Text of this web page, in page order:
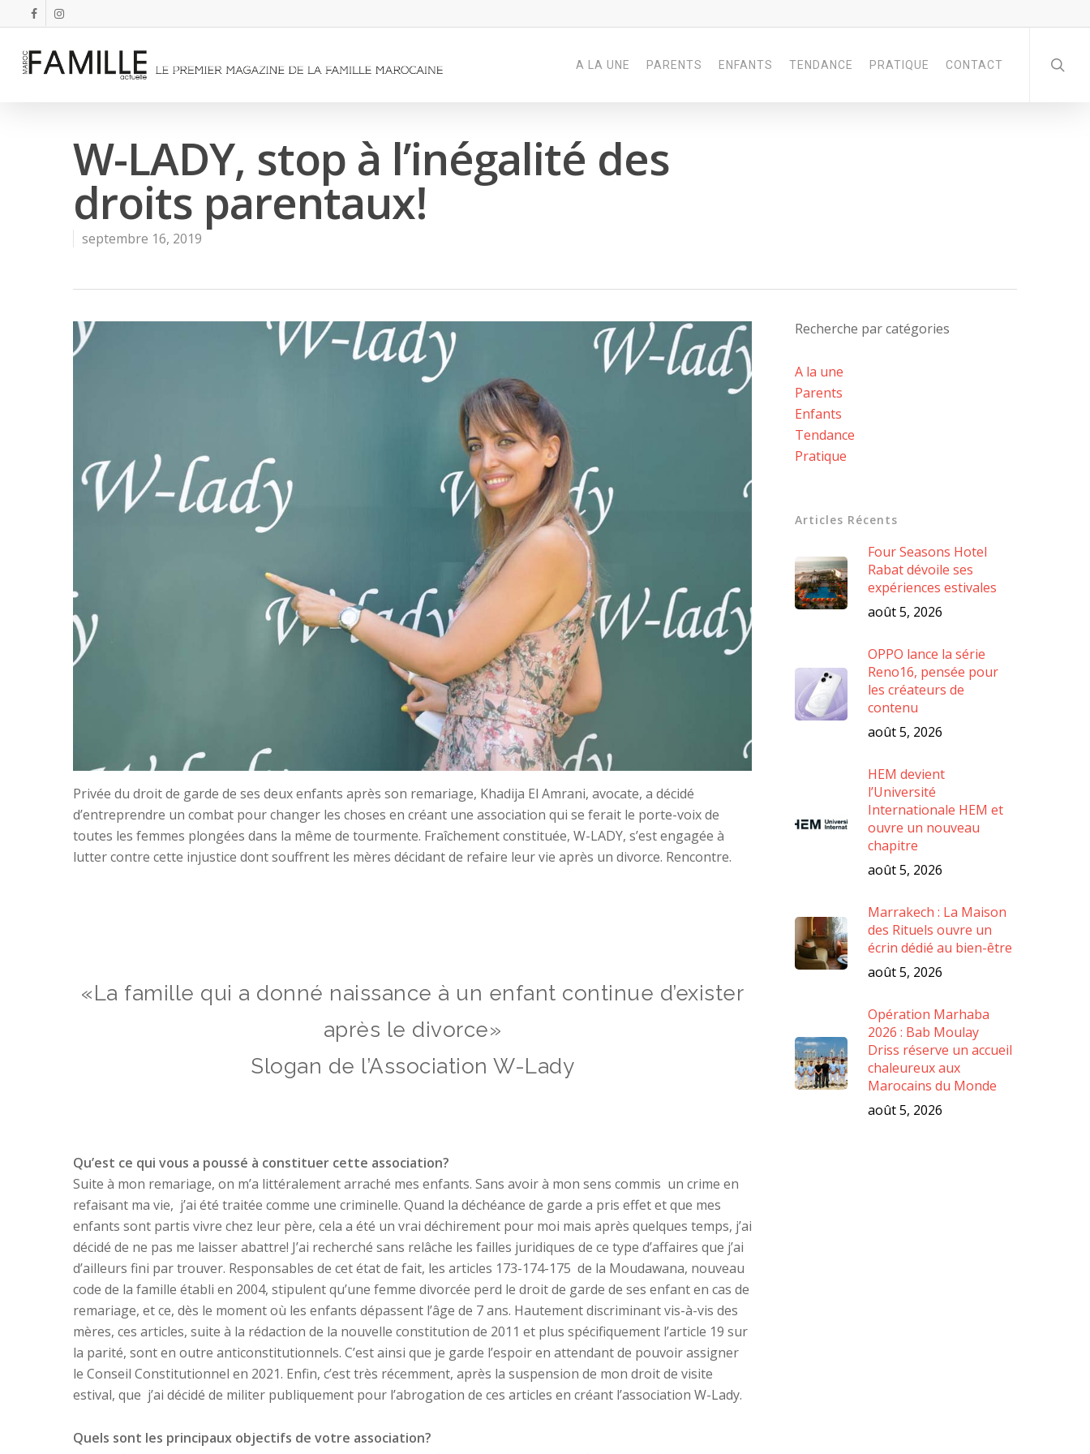
A LA UNE PARENTS ENFANTS TENDANCE PRATIQUE CONTACT
W-LADY, stop à l’inégalité des
droits parentaux!
septembre 16, 2019
Privée du droit de garde de ses deux enfants après son remariage, Khadija El Amrani, avocate, a décidé
d’entreprendre un combat pour changer les choses en créant une association qui se ferait le porte-voix de
toutes les femmes plongées dans la même de tourmente. Fraîchement constituée, W-LADY, s’est engagée à
lutter contre cette injustice dont souffrent les mères décidant de refaire leur vie après un divorce. Rencontre.
«La famille qui a donné naissance à un enfant continue d’exister
après le divorce»
Slogan de l’Association W-Lady
Qu’est ce qui vous a poussé à constituer cette association?
Suite à mon remariage, on m’a littéralement arraché mes enfants. Sans avoir à mon sens commis un crime en
refaisant ma vie, j’ai été traitée comme une criminelle. Quand la déchéance de garde a pris effet et que mes
enfants sont partis vivre chez leur père, cela a été un vrai déchirement pour moi mais après quelques temps, j’ai
décidé de ne pas me laisser abattre! J’ai recherché sans relâche les failles juridiques de ce type d’affaires que j’ai
d’ailleurs fini par trouver. Responsables de cet état de fait, les articles 173-174-175 de la Moudawana, nouveau
code de la famille établi en 2004, stipulent qu’une femme divorcée perd le droit de garde de ses enfant en cas de
remariage, et ce, dès le moment où les enfants dépassent l’âge de 7 ans. Hautement discriminant vis-à-vis des
mères, ces articles, suite à la rédaction de la nouvelle constitution de 2011 et plus spécifiquement l’article 19 sur
la parité, sont en outre anticonstitutionnels. C’est ainsi que je garde l’espoir en attendant de pouvoir assigner
le Conseil Constitutionnel en 2021. Enfin, c’est très récemment, après la suspension de mon droit de visite
estival, que j’ai décidé de militer publiquement pour l’abrogation de ces articles en créant l’association W-Lady.
Quels sont les principaux objectifs de votre association?
Recherche par catégories
A la une
Parents
Enfants
Tendance
Pratique
Articles Récents
Four Seasons Hotel
Rabat dévoile ses
expériences estivales
août 5, 2026
OPPO lance la série
Reno16, pensée pour
les créateurs de
contenu
août 5, 2026
HEM devient
l’Université
Internationale HEM et
ouvre un nouveau
chapitre
août 5, 2026
Marrakech : La Maison
des Rituels ouvre un
écrin dédié au bien-être
août 5, 2026
Opération Marhaba
2026 : Bab Moulay
Driss réserve un accueil
chaleureux aux
Marocains du Monde
août 5, 2026